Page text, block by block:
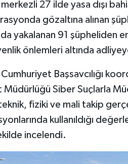
27 ilde yasa dışı
gözaltına alınan
yakalanan 91 şüpheliden
önlemleri altında
Başsavcılığı
Müdürlüğü Siber Suçlarla
fiziki ve mali takip
kullanıldığı
incelendi.